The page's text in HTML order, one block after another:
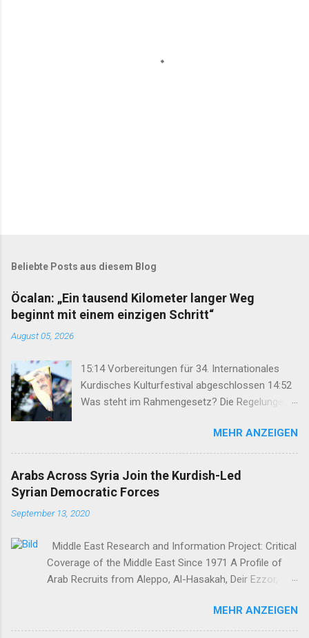
Beliebte Posts aus diesem Blog
Öcalan: „Ein tausend Kilometer langer Weg
beginnt mit einem einzigen Schritt“
August 05, 2026
15:14 Vorbereitungen für 34. Internationales
Kurdisches Kulturfestival abgeschlossen 14:52
Was steht im Rahmengesetz? Die Regelungen
Keimzelle des Demokratisierungsprozesses
werden 14:25 Rahmengesetz zum
Friedensprozess ins Parlament eingebracht
12:46 TJA: Von der Forderung nach Öcalans
Geflüchteter aus Rojhilat stirbt vor UNHCR-Büro
Organisierung verhinderte Großangriff des IS
11:03 Bahçeli: Abdullah Öcalan muss das Recht
auf Hoffnung erhalten 07:50 Nihat Demir:
Arbeiterklasse in der Türkei 22:47 Syrische
Übergangsregieru...
MEHR ANZEIGEN
Arabs Across Syria Join the Kurdish-Led
Syrian Democratic Forces
September 13, 2020
Middle East Research and Information Project: Critical
Coverage of the Middle East Since 1971 A Profile of
Arab Recruits from Aleppo, Al-Hasakah, Deir Ezzor,
Austin Holmes In: 295 (Summer 2020) I n 2012, as the
so-called Arab Spring protests in Damascus and
MEHR ANZEIGEN